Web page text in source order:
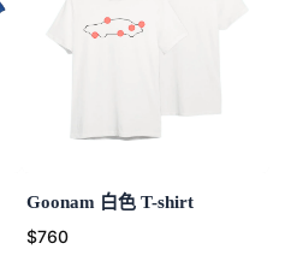
Goonam 白色 T-shirt
$760